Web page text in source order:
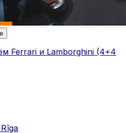
Ferrari и Lamborghini (4+4